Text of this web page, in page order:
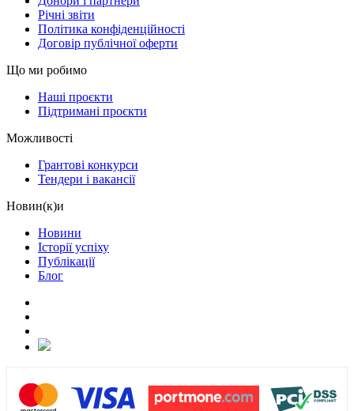
Річні звіти
Політика конфіденційності
Договір публічної оферти
Що ми робимо
Наші проєкти
Підтримані проєкти
Можливості
Грантові конкурси
Тендери і вакансії
Новин(к)и
Новини
Історії успіху
Публікації
Блог